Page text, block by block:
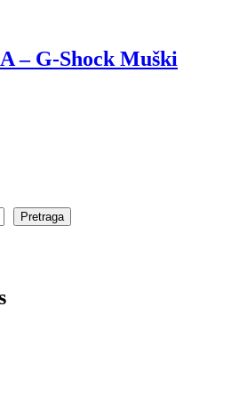
– G-Shock Muški
Pretraga